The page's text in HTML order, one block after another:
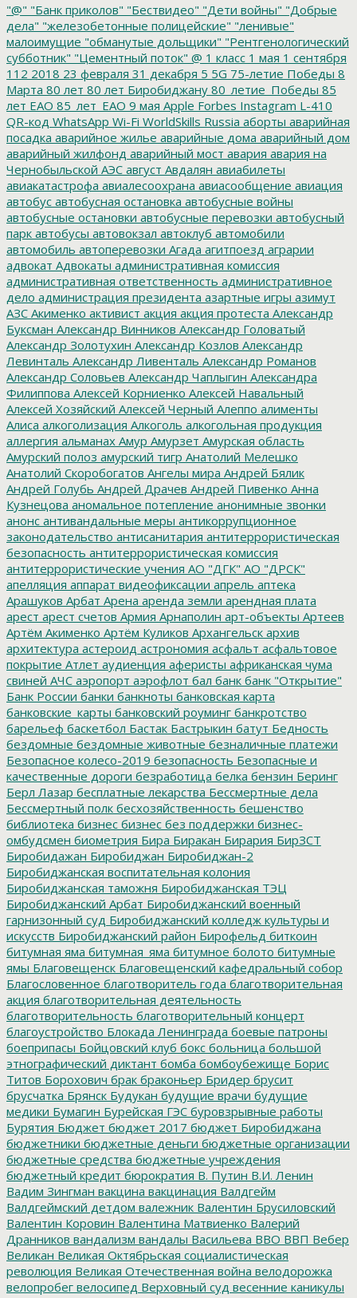
"@" "Банк приколов" "Бествидео" "Дети войны" "Добрые
дела" "железобетонные полицейские" "ленивые"
малоимущие "обманутые дольщики" "Рентгенологический
субботник" "Цементный поток" @ 1 класс 1 мая 1 сентября
112 2018 23 февраля 31 декабря 5 5G 75-летие Победы 8
Марта 80 лет 80 лет Биробиджану 80_летие_Победы 85
лет ЕАО 85_лет_ЕАО 9 мая Apple Forbes Instagram L-410
QR-код WhatsApp Wi-Fi WorldSkills Russia аборты аварийная
посадка аварийное жилье аварийные дома аварийный дом
аварийный жилфонд аварийный мост авария авария на
Чернобыльской АЭС август Авдалян авиабилеты
авиакатастрофа авиалесоохрана авиасообщение авиация
автобус автобусная остановка автобусные войны
автобусные остановки автобусные перевозки автобусный
парк автобусы автовокзал автоклуб автомобили
автомобиль автоперевозки Агада агитпоезд аграрии
адвокат Адвокаты административная комиссия
административная ответственность административное
дело администрация президента азартные игры азимут
АЗС Акименко активист акция акция протеста Александр
Буксман Александр Винников Александр Головатый
Александр Золотухин Александр Козлов Александр
Левинталь Александр Ливенталь Александр Романов
Александр Соловьев Александр Чаплыгин Александра
Филиппова Алексей Корниенко Алексей Навальный
Алексей Хозяйский Алексей Черный Алеппо алименты
Алиса алкоголизация Алкоголь алкогольная продукция
аллергия альманах Амур Амурзет Амурская область
Амурский полоз амурский тигр Анатолий Мелешко
Анатолий Скоробогатов Ангелы мира Андрей Бялик
Андрей Голубь Андрей Драчев Андрей Пивенко Анна
Кузнецова аномальное потепление анонимные звонки
анонс антивандальные меры антикоррупционное
законодательство антисанитария антитеррористическая
безопасность антитеррористическая комиссия
антитеррористические учения АО "ДГК" АО "ДРСК"
апелляция аппарат видеофиксации апрель аптека
Арашуков Арбат Арена аренда земли арендная плата
арест арест счетов Армия Арнаполин арт-объекты Артеев
Артём Акименко Артём Куликов Архангельск архив
архитектура астероид астрономия асфальт асфальтовое
покрытие Атлет аудиенция аферисты африканская чума
свиней АЧС аэропорт аэрофлот бал банк банк "Открытие"
Банк России банки банкноты банковская карта
банковские_карты банковский роуминг банкротство
барельеф баскетбол Бастак Бастрыкин батут Бедность
бездомные бездомные животные безналичные платежи
Безопасное колесо-2019 безопасность Безопасные и
качественные дороги безработица белка бензин Беринг
Берл Лазар бесплатные лекарства Бессмертные дела
Бессмертный полк бесхозяйственность бешенство
библиотека бизнес бизнес без поддержки бизнес-
омбудсмен биометрия Бира Биракан Бирария БирЗСТ
Биробидажан Биробиджан Биробиджан-2
Биробиджанская воспитательная колония
Биробиджанская таможня Биробиджанская ТЭЦ
Биробиджанский Арбат Биробиджанский военный
гарнизонный суд Биробиджанский колледж культуры и
искусств Биробиджанский район Бирофельд биткоин
битумная яма битумная_яма битумное болото битумные
ямы Благовещенск Благовещенский кафедральный собор
Благословенное благотворитель года благотворительная
акция благотворительная деятельность
благотворительность благотворительный концерт
благоустройство Блокада Ленинграда боевые патроны
боеприпасы Бойцовский клуб бокс больница большой
этнографический диктант бомба бомбоубежище Борис
Титов Борохович брак браконьер Бридер брусит
брусчатка Брянск Будукан будущие врачи будущие
медики Бумагин Бурейская ГЭС буровзрывные работы
Бурятия Бюджет бюджет 2017 бюджет Биробиджана
бюджетники бюджетные деньги бюджетные организации
бюджетные средства бюджетные учреждения
бюджетный кредит бюрократия В. Путин В.И. Ленин
Вадим Зингман вакцина вакцинация Валдгейм
Валдгеймский детдом валежник Валентин Брусиловский
Валентин Коровин Валентина Матвиенко Валерий
Дранников вандализм вандалы Васильева ВВО ВВП Вебер
Великан Великая Октябрьская социалистическая
революция Великая Отечественная война велодорожка
велопробег велосипед Верховный суд весенние каникулы